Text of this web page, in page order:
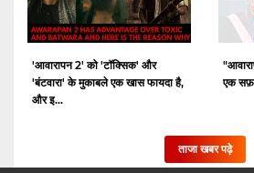
'आवारापन 2' को 'टॉक्सिक' और
'बंटवारा' के मुकाबले एक खास फायदा है,
और इ...
एक
ताजा खबर पढ़े